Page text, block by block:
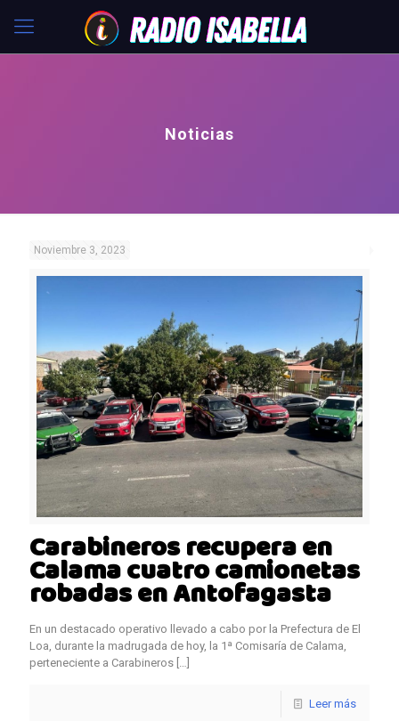
Noticias
Noviembre 3, 2023
Carabineros recupera en
Calama cuatro camionetas
robadas en Antofagasta
En un destacado operativo llevado a cabo por la Prefectura de El
Loa, durante la madrugada de hoy, la 1ª Comisaría de Calama,
perteneciente a Carabineros
Leer más